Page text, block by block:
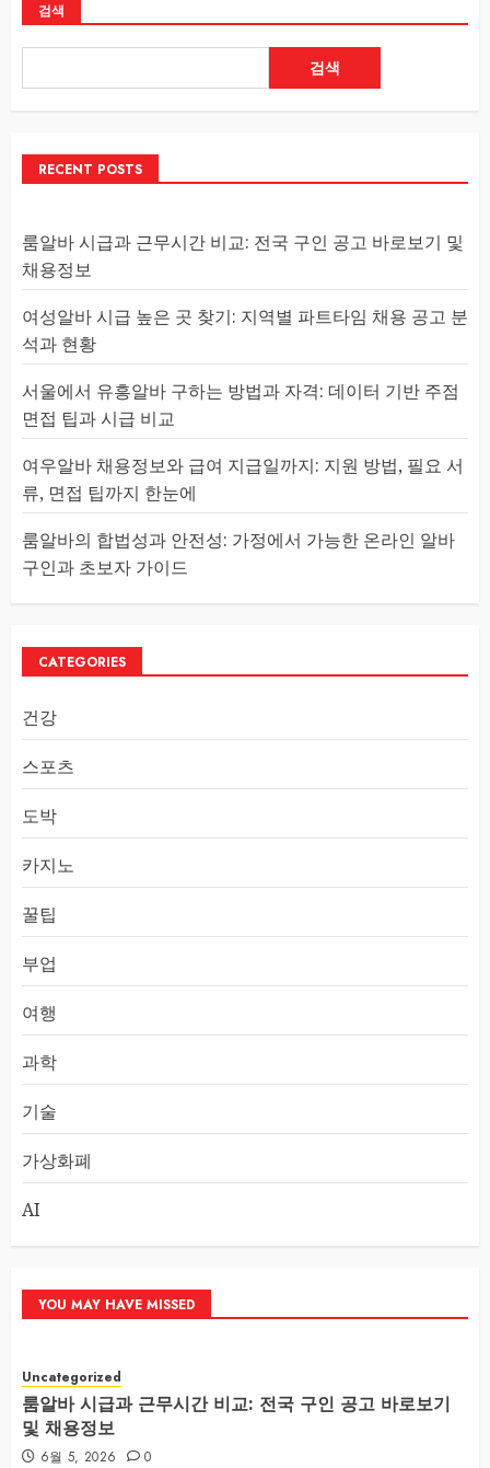
검색
검색
RECENT POSTS
룸알바 시급과 근무시간 비교: 전국 구인 공고 바로보기 및
채용정보
여성알바 시급 높은 곳 찾기: 지역별 파트타임 채용 공고 분
석과 현황
서울에서 유흥알바 구하는 방법과 자격: 데이터 기반 주점
면접 팁과 시급 비교
여우알바 채용정보와 급여 지급일까지: 지원 방법, 필요 서
류, 면접 팁까지 한눈에
룸알바의 합법성과 안전성: 가정에서 가능한 온라인 알바
구인과 초보자 가이드
CATEGORIES
건강
스포츠
도박
카지노
꿀팁
부업
여행
과학
기술
가상화폐
AI
YOU MAY HAVE MISSED
Uncategorized
룸알바 시급과 근무시간 비교: 전국 구인 공고 바로보기
및 채용정보
6월 5, 2026 0